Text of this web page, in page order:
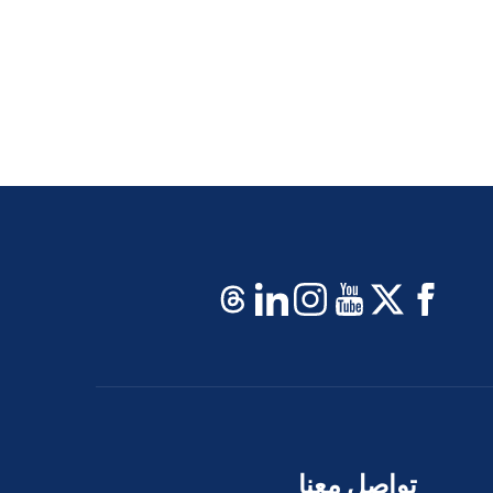
تواصل معنا